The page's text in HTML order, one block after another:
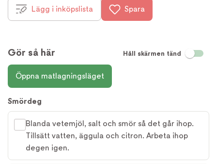
Lägg i inköpslista Spara
Gör så här Håll skärmen tänd
Öppna matlagningsläget
Smördeg
Blanda vetemjöl, salt och smör så det går ihop.
Tillsätt vatten, äggula och citron. Arbeta ihop
degen igen.